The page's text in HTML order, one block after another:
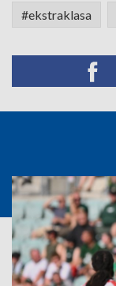
#ekstraklasa